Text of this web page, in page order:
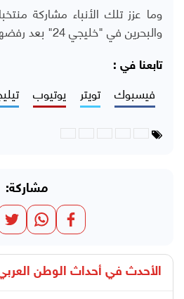
وما عزز تلك الأنباء مشاركة
والبحرين في "خليجي 24" بعد رفضهم المشاركة سابقا.
تابعنا في :
فيسبوك تويتر يوتيوب
مشاركة:
الأحدث في أحداث الوطن